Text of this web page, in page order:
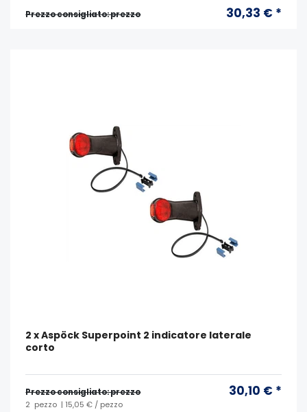
Prezzo consigliato: prezzo 30,33 € *
2 x Aspöck Superpoint 2 indicatore laterale
corto
Prezzo consigliato: prezzo 30,10 € *
2 pezzo | 15,05 € / pezzo